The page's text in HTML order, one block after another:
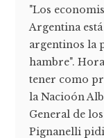
"Los
Argentina
argentinos la
hambre".
tener como
la Nacioón
General de
Pignanelli